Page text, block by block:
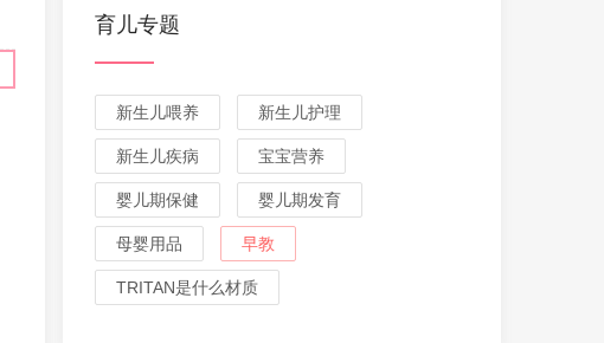
育儿专题
新生儿喂养 新生儿护理
新生儿疾病 宝宝营养
婴儿期保健 婴儿期发育
母婴用品 早教
TRITAN是什么材质